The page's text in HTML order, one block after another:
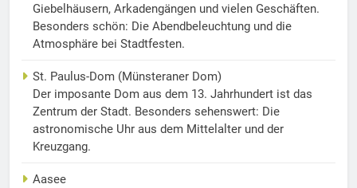
Giebelhäusern, Arkadengängen und vielen Geschäften.
Besonders schön: Die Abendbeleuchtung und die
Atmosphäre bei Stadtfesten.
St. Paulus-Dom (Münsteraner Dom)
Der imposante Dom aus dem 13. Jahrhundert ist das
Zentrum der Stadt. Besonders sehenswert: Die
astronomische Uhr aus dem Mittelalter und der
Kreuzgang.
Aasee